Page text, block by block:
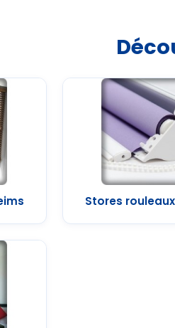
Stores